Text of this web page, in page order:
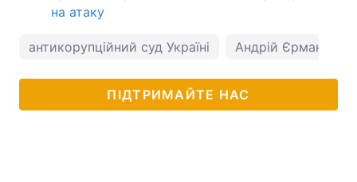
на атаку
антикорупційний суд Україні Андрій Єрмак
ПІДТРИМАЙТЕ НАС